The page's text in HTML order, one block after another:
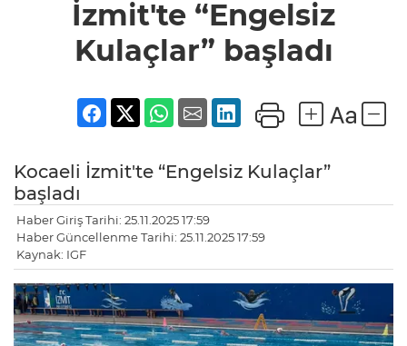
İzmit'te “Engelsiz
Kulaçlar” başladı
Kocaeli İzmit'te “Engelsiz Kulaçlar”
başladı
Haber Giriş Tarihi: 25.11.2025 17:59
Haber Güncellenme Tarihi: 25.11.2025 17:59
Kaynak: IGF